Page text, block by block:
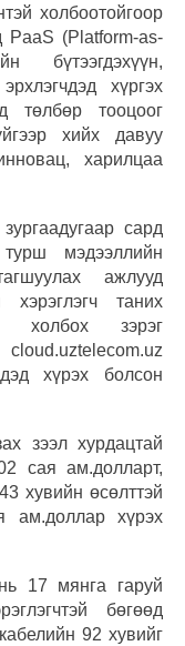
холбоотойгоор
PaaS (Platform-as-
бүтээгдэхүүн,
хүргэх
төлбөр тооцоог
хийх давуу
харилцаа
сард
мэдээллийн
ажлууд
хэрэглэгч таних
холбох зэрэг
хүрэх болсон
зээл хурдацтай
сая ам.долларт,
хувийн өсөлттэй
ам.доллар хүрэх
17 мянга гаруй
бөгөөд
92 хувийг